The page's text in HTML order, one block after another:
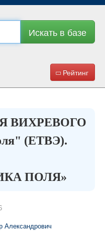
Искать в базе
Рейтинг
ВИХРЕВОГО
(ЕТВЭ).
ПОЛЯ»
Александрович